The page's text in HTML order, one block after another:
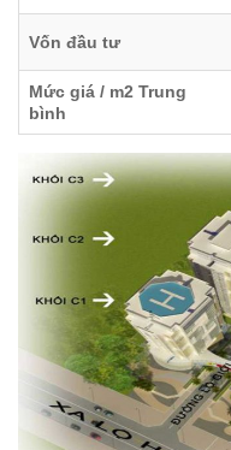
Vốn đầu tư
Mức giá / m2 Trung
bình